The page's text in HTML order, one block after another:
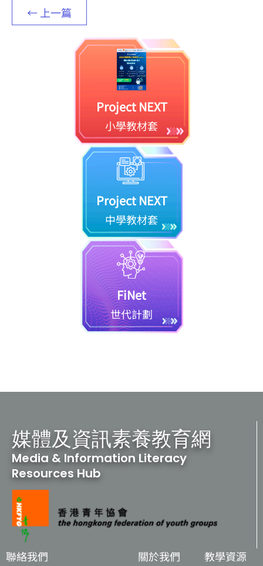
← 上一篇
Project NEXT
小學教材套
Project NEXT
中學教材套
FiNet
世代計劃
媒體及資訊素養教育網
Media & Information Literacy
Resources Hub
聯絡我們
關於我們 教學資源